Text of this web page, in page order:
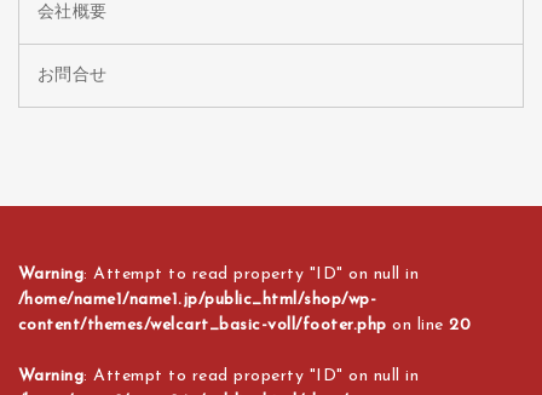
会社概要
お問合せ
Warning: Attempt to read property "ID" on null in
/home/name1/name1.jp/public_html/shop/wp-
content/themes/welcart_basic-voll/footer.php on line20
Warning: Attempt to read property "ID" on null in